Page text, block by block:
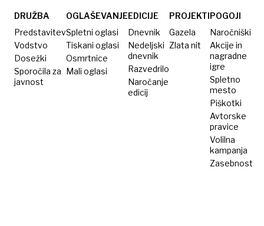
dostopnost
zdravil
DRUŽBA
Predstavitev
Vodstvo
Dosežki
Sporočila za
javnost
OGLAŠEVANJE
Spletni oglasi
Tiskani oglasi
Osmrtnice
Mali oglasi
EDICIJE
Dnevnik
Nedeljski
dnevnik
Razvedrilo
Naročanje
edicij
PROJEKTI
Gazela
Zlata nit
POGOJI
Naročniški
Akcije in
nagradne
igre
Spletno
mesto
Piškotki
Avtorske
pravice
Volilna
kampanja
Zasebnost